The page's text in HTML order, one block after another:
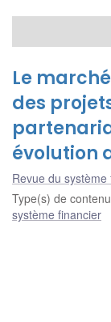
Le
des
évolution
Revue du
Type(s) de contenu
système financier